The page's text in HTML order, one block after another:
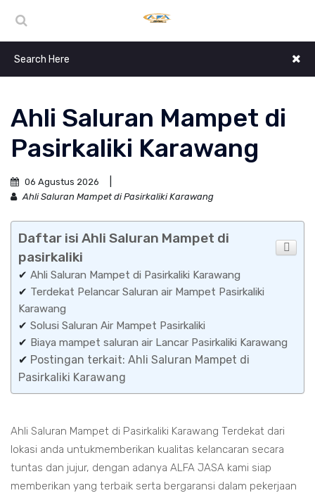
Ahli Saluran Mampet di
Pasirkaliki Karawang
06 Agustus 2026
Ahli Saluran Mampet di Pasirkaliki Karawang
Daftar isi Ahli Saluran Mampet di
pasirkaliki
✔ Ahli Saluran Mampet di Pasirkaliki Karawang
✔ Terdekat Pelancar Saluran air Mampet Pasirkaliki
Karawang
✔ Solusi Saluran Air Mampet Pasirkaliki
✔ Biaya mampet saluran air Lancar Pasirkaliki Karawang
✔ Postingan terkait: Ahli Saluran Mampet di
Pasirkaliki Karawang
Ahli Saluran Mampet di Pasirkaliki Karawang Terdekat dari
lokasi anda untukmemberikan kualitas kelancaran secara
tuntas dan jujur, dengan adanya ALFA JASA kami siap
memberikan yang terbaik serta bergaransi dalam pekerjaan